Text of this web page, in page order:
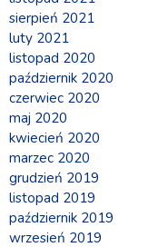
sierpień 2021
luty 2021
listopad 2020
październik 2020
czerwiec 2020
maj 2020
kwiecień 2020
marzec 2020
grudzień 2019
listopad 2019
październik 2019
wrzesień 2019